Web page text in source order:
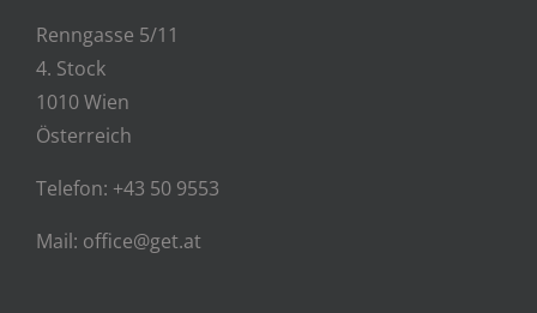
Renngasse 5/11
4. Stock
1010 Wien
Österreich
Telefon: +43 50 9553
Mail: office@get.at